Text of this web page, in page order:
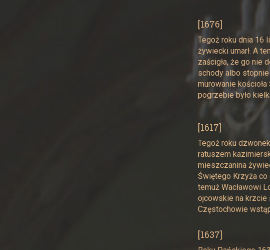
[1676]
Tegoż roku dnia 16
żywiecki umarł. A
zaścigła, że go nie
schody albo stopnie
murowanie
pogrzebie było
[1617]
Tegoż roku
ratuszem
mieszczanina
Świętego Krzyża co
temuż Wacławowi
ojcowskie na krzcie
Częstochowie
[1637]